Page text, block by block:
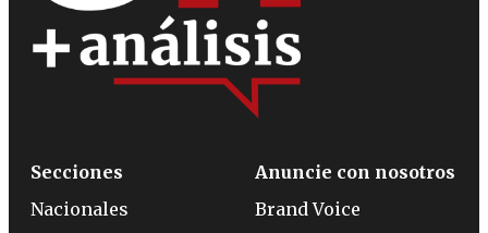
Secciones
Nacionales
Anuncie con nosotros
Brand Voice